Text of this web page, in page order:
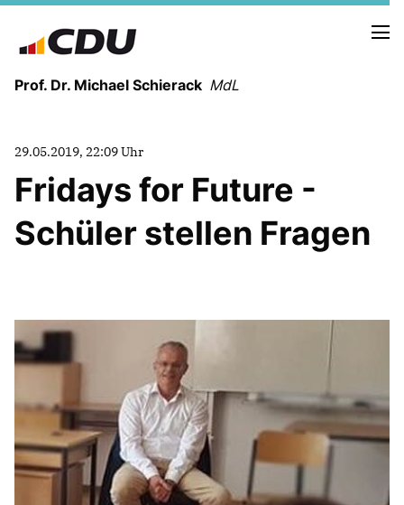
Prof. Dr. Michael Schierack MdL
LEBENSLAUF
HEIMAT UND WERTE
POLITIK
SICHERHEIT UND ZUSAMMENHALT
MITTELSTAND UND INDUSTRIE
BILDUNG
IDENTITÄT
MEINE 10 PUNKTE
29.05.2019, 22:09 Uhr
Fridays for Future -
Schüler stellen Fragen